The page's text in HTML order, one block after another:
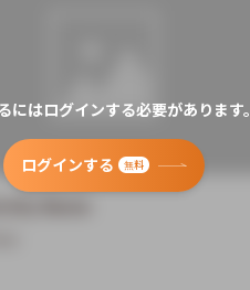
にはログインする必要があります。
ログインする 無料